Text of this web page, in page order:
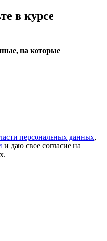
в курсе
на которые
персональных данных,
и даю свое согласие на